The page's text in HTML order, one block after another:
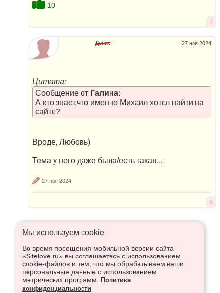
10
7
27 ноя 2024
Денис
Цитата:
Сообщение от Галина:
А кто знает,что именно Михаил хотел найти на
сайте?
Вроде, Любовь)
Тема у него даже была/есть такая...
27 ноя 2024
8
Что высказаться в Рупор, необходимо войти или
зарегистрироваться:
Мы используем сookie
Во время посещения мобильной версии сайта
«Sitelove.ru» вы соглашаетесь с использованием
cookie-файлов и тем, что мы обрабатываем ваши
персональные данные с использованием
метрических программ.
Политика
конфиденциальности